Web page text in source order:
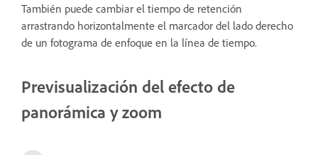
También puede cambiar el tiempo de retención
arrastrando horizontalmente el marcador del lado derecho
de un fotograma de enfoque en la línea de tiempo.
Previsualización del efecto de
panorámica y zoom